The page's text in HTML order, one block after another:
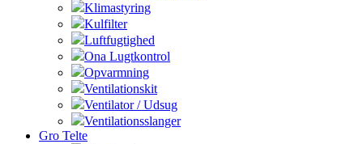
Klimastyring
Kulfilter
Luftfugtighed
Ona Lugtkontrol
Opvarmning
Ventilationskit
Ventilator / Udsug
Ventilationsslanger
Gro Telte